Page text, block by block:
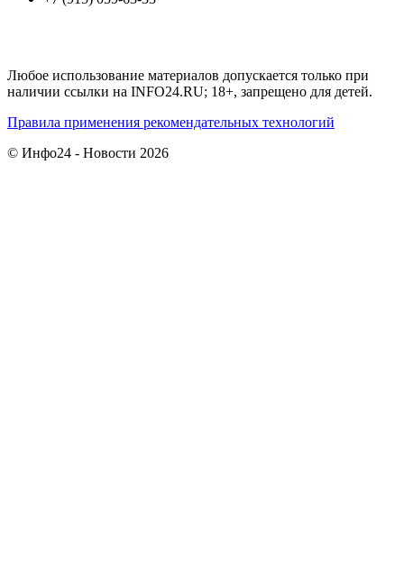
Любое использование материалов допускается только при
наличии ссылки на INFO24.RU; 18+, запрещено для детей.
Правила применения рекомендательных технологий
© Инфо24 - Новости 2026